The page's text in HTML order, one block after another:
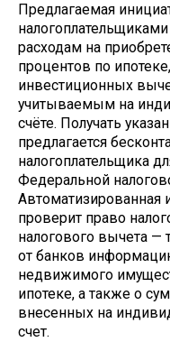
Предлагаемая
расходам на
процентов по
инвестиционных
учитываемым на
счёте. Получать
предлагается
налогоплательщика
Федеральной
проверит право
налогового вычета —
от банков
недвижимого
ипотеке, а также о
внесенных на
счет.